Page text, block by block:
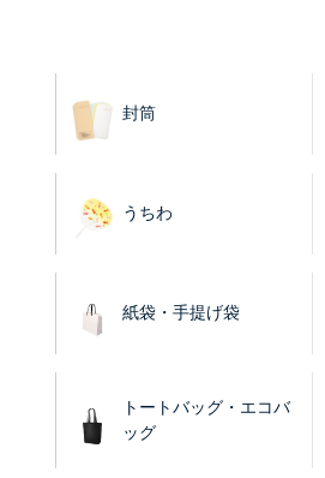
封筒
うちわ
紙袋・手提げ袋
トートバッグ・エコバ
ッグ